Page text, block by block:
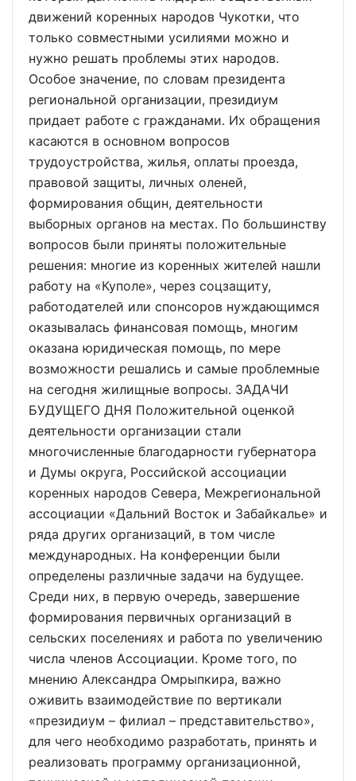
движений коренных народов Чукотки, что
только совместными усилиями можно и
нужно решать проблемы этих народов.
Особое значение, по словам президента
региональной организации, президиум
придает работе с гражданами. Их обращения
касаются в основном вопросов
трудоустройства, жилья, оплаты проезда,
правовой защиты, личных оленей,
формирования общин, деятельности
выборных органов на местах. По большинству
вопросов были приняты положительные
решения: многие из коренных жителей нашли
работу на «Куполе», через соцзащиту,
работодателей или спонсоров нуждающимся
оказывалась финансовая помощь, многим
оказана юридическая помощь, по мере
возможности решались и самые проблемные
на сегодня жилищные вопросы. ЗАДАЧИ
БУДУЩЕГО ДНЯ Положительной оценкой
деятельности организации стали
многочисленные благодарности губернатора
и Думы округа, Российской ассоциации
коренных народов Севера, Межрегиональной
ассоциации «Дальний Восток и Забайкалье» и
ряда других организаций, в том числе
международных. На конференции были
определены различные задачи на будущее.
Среди них, в первую очередь, завершение
формирования первичных организаций в
сельских поселениях и работа по увеличению
числа членов Ассоциации. Кроме того, по
мнению Александра Омрыпкира, важно
оживить взаимодействие по вертикали
«президиум – филиал – представительство»,
для чего необходимо разработать, принять и
реализовать программу организационной,